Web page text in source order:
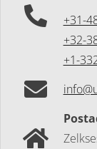
+31-
+32-
+1-